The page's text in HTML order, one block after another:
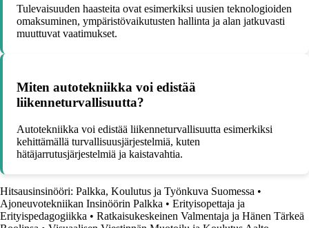
Tulevaisuuden haasteita ovat esimerkiksi uusien teknologioiden
omaksuminen, ympäristövaikutusten hallinta ja alan jatkuvasti
muuttuvat vaatimukset.
Miten autotekniikka voi edistää
liikenneturvallisuutta?
Autotekniikka voi edistää liikenneturvallisuutta esimerkiksi
kehittämällä turvallisuusjärjestelmiä, kuten
hätäjarrutusjärjestelmiä ja kaistavahtia.
Hitsausinsinööri: Palkka, Koulutus ja Työnkuva Suomessa •
Ajoneuvotekniikan Insinöörin Palkka • Erityisopettaja ja
Erityispedagogiikka • Ratkaisukeskeinen Valmentaja ja Hänen Tärkeä